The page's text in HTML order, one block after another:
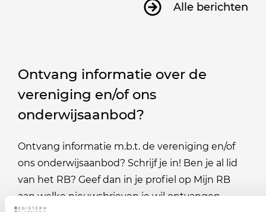
Alle berichten
Ontvang informatie over de
vereniging en/of ons
onderwijsaanbod?
Ontvang informatie m.b.t. de vereniging en/of
ons onderwijsaanbod? Schrijf je in! Ben je al lid
van het RB? Geef dan in je profiel op Mijn RB
aan welke nieuwsbrieven je wil ontvangen.